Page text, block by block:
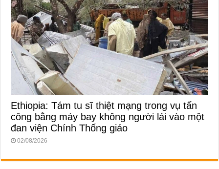
Ethiopia: Tám tu sĩ thiệt mạng trong vụ tấn
công bằng máy bay không người lái vào một
đan viện Chính Thống giáo
02/08/2026